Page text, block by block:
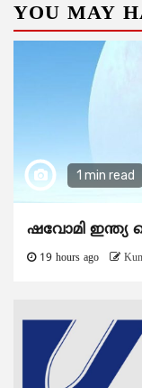
YOU MAY
1 min read
ഷവോമി ഇന്ത്യ
19 hours ago